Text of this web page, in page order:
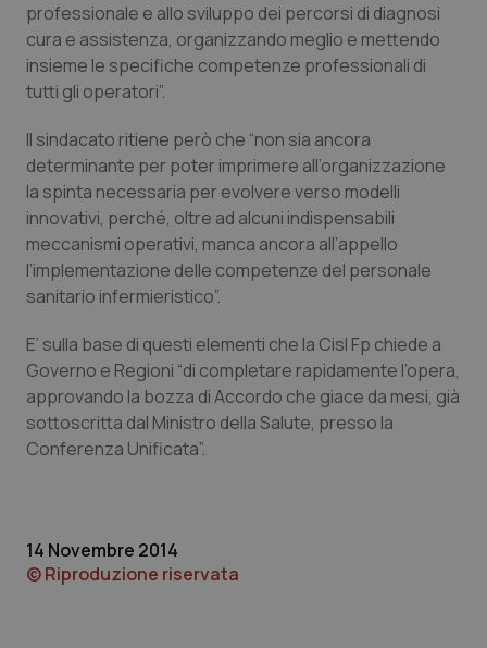
Lombardia
Marche
Molise
Piemonte
Provincia Autonoma di Bolzano
Provincia Autonoma di Trento
Puglia
Sardegna
Toscana
Dolore
Donna & Salute
Epatiti
HIV
Infezioni & Febbre
Ipertensione & Scompenso
Malattie rare
Malattia di Crohn & Rettocolite Ulcerosa
Obesità
professionale e allo sviluppo dei percorsi di diagnosi
cura e assistenza, organizzando meglio e mettendo
insieme le specifiche competenze professionali di
tutti gli operatori”.
Il sindacato ritiene però che “non sia ancora
determinante per poter imprimere all’organizzazione
la spinta necessaria per evolvere verso modelli
innovativi, perché, oltre ad alcuni indispensabili
meccanismi operativi, manca ancora all’appello
l’implementazione delle competenze del personale
sanitario infermieristico”.
E’ sulla base di questi elementi che la Cisl Fp chiede a
Governo e Regioni “di completare rapidamente l’opera,
approvando la bozza di Accordo che giace da mesi, già
sottoscritta dal Ministro della Salute, presso la
Conferenza Unificata”.
14 Novembre 2014
© Riproduzione riservata